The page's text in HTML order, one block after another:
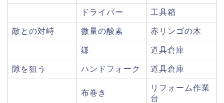
ドライバー 工具箱
敵との対峙 微量の酸素 赤リンゴの木
鎌 道具倉庫
隙を狙う ハンドフォーク 道具倉庫
布巻き
リフォーム作業
台